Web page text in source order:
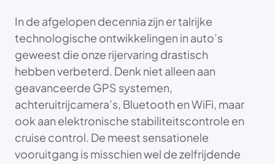
In de afgelopen decennia zijn er talrijke
technologische ontwikkelingen in auto’s
geweest die onze rijervaring drastisch
hebben verbeterd. Denk niet alleen aan
geavanceerde GPS systemen,
achteruitrijcamera’s, Bluetooth en WiFi, maar
ook aan elektronische stabiliteitscontrole en
cruise control. De meest sensationele
vooruitgang is misschien wel de zelfrijdende